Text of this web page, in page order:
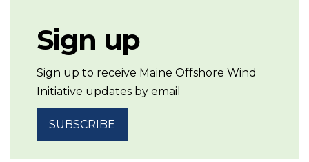
Sign up
Sign up to receive Maine Offshore Wind
Initiative updates by email
SUBSCRIBE